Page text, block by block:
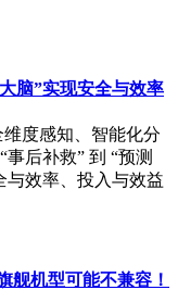
脑”实现安全与效率
度感知、智能化分
后补救” 到 “预测
与效率、投入与效益
舰机型可能不兼容！